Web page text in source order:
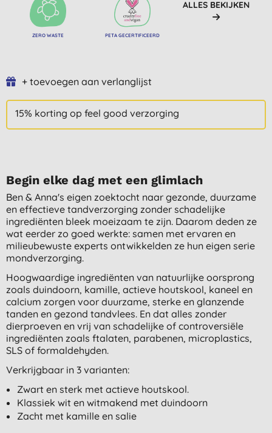
ZERO WASTE PETA GECERTIFICEERD
ALLES BEKIJKEN
+ toevoegen aan verlanglijst
15% korting op feel good verzorging
Begin elke dag met een glimlach
Ben & Anna's eigen zoektocht naar gezonde, duurzame
en effectieve tandverzorging zonder schadelijke
ingrediënten bleek moeizaam te zijn. Daarom deden ze
wat eerder zo goed werkte: samen met ervaren en
milieubewuste experts ontwikkelden ze hun eigen serie
mondverzorging.
Hoogwaardige ingrediënten van natuurlijke oorsprong
zoals duindoorn, kamille, actieve houtskool, kaneel en
calcium zorgen voor duurzame, sterke en glanzende
tanden en gezond tandvlees. En dat alles zonder
dierproeven en vrij van schadelijke of controversiële
ingrediënten zoals ftalaten, parabenen, microplastics,
SLS of formaldehyden.
Verkrijgbaar in 3 varianten:
Zwart en sterk met actieve houtskool.
Klassiek wit en witmakend met duindoorn
Zacht met kamille en salie